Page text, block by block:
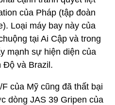
của Pháp (tập đoàn
Loại máy bay này của
tại Ai Cập và trong
mạnh sự hiện diện của
Độ và Brazil.
của Mỹ cũng đã thất bại
dòng JAS 39 Gripen của